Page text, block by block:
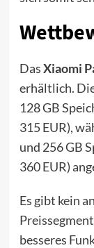
DasXiaomi
erhältlich.
128 GB
315 EUR),
und 256 GB
360 EUR)
Es gibt kein
besseres